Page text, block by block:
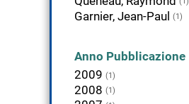
Garnier, Jean-Paul (1)
Anno Pubblicazione
2009 (1)
2008 (1)